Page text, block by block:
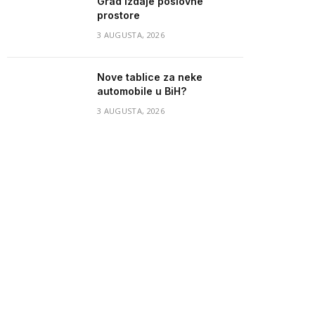
prostore
3 AUGUSTA, 2026
Nove tablice za neke
automobile u BiH?
3 AUGUSTA, 2026